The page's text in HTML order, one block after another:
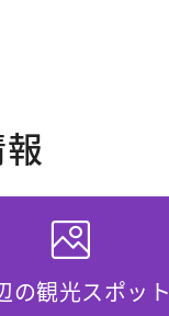
の観光スポット